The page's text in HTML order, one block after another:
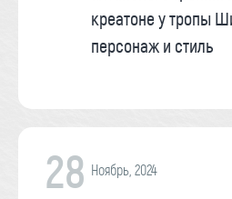
креатоне у тропы
персонаж и стиль
28 Ноябрь, 2024